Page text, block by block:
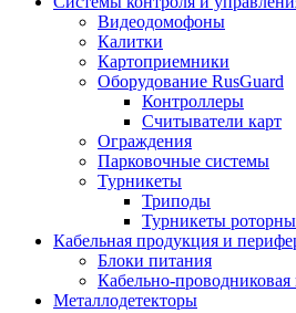
Видеодомофоны
Калитки
Картоприемники
Оборудование RusGuard
Контроллеры
Считыватели карт
Ограждения
Парковочные системы
Турникеты
Триподы
Турникеты
Кабельная продукция и
Блоки питания
Кабельно-
Металлодетекторы